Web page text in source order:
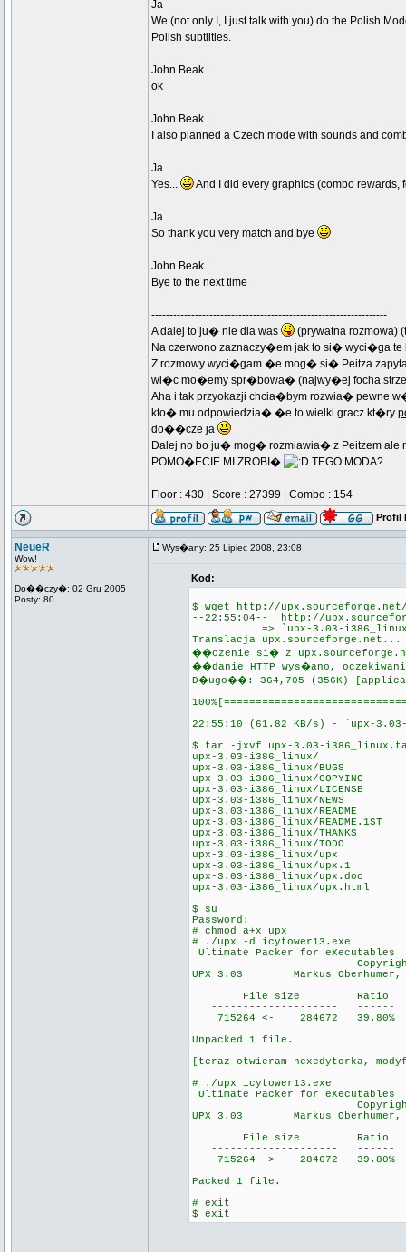
Ja
We (not only I, I just talk with you) do the Polish
Polish subtiltles.
John Beak
ok
John Beak
I also planned a Czech mode with sounds and
Ja
Yes...
And I did every graphics (combo rewards,
Ja
So thank you very match and bye
John Beak
Bye to the next time
-----------------------------------------------------------------
A dalej to ju� nie dla was
(prywatna
Na czerwono zaznaczy�em jak to si� wyci�ga te
Z rozmowy wyci�gam �e mog� si� Peitza
wi�c mo�emy spr�bowa� (najwy�ej focha
Aha i tak przyokazji chcia�bym rozwia� pewne
kto� mu odpowiedzia� �e to wielki gracz kt�ry
do��cze ja
Dalej no bo ju� mog� rozmiawia� z Peitzem ale
POMO�ECIE MI ZROBI�
TEGO MODA?
Floor : 430 | Score : 27399 | Combo : 154
Profil
NeueR
Wow!
Do��czy�: 02 Gru 2005
Posty: 80
Wys�any: 25 Lipiec 2008, 23:08
Kod:
$ wget http://
--22:55:04-- http://
=> `upx-3.03-
Translacja upx.sourceforge.net...
��czenie si� z
��danie HTTP wys�ano,
D�ugo��: 364,705 (356K)
22:55:10 (61.82 KB/s) - `upx-
$ tar -jxvf upx-3.03-
upx-3.03-i386_linux/
upx-3.03-i386_linux/BUGS
upx-3.03-i386_linux/COPYING
upx-3.03-i386_linux/LICENSE
upx-3.03-i386_linux/NEWS
upx-3.03-i386_linux/README
upx-3.03-i386_linux/README.1ST
upx-3.03-i386_linux/THANKS
upx-3.03-i386_linux/TODO
upx-3.03-i386_linux/upx
upx-3.03-i386_linux/upx.1
upx-3.03-i386_linux/upx.doc
upx-3.03-i386_linux/upx.html
$ su
Password:
# chmod a+x upx
# ./upx -d icytower13.exe
Ultimate Packer for eXecutables
Copyright (C)
UPX 3.03 Markus Oberhumer,
File size Ratio
-------------------- ------
715264 <- 284672 39.80%
Unpacked 1 file.
[teraz otwieram hexedytorka,
# ./upx icytower13.exe
Ultimate Packer for eXecutables
Copyright (C)
UPX 3.03 Markus Oberhumer,
File size Ratio
-------------------- ------
715264 -> 284672
Packed 1 file.
# exit
$ exit